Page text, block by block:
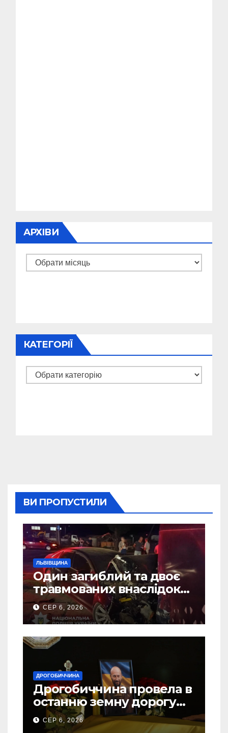
АРХІВИ
Архіви
КАТЕГОРІЇ
Категорії
ВИ ПРОПУСТИЛИ
ЛЬВІВЩИНА
Один загиблий та двоє
травмованих внаслідок
ДТП на Самбірщині
СЕР 6, 2026
ДРОГОБИЧЧИНА
Дрогобиччина провела в
останню земну дорогу
свого Захисника – Олега
Торського
СЕР 6, 2026